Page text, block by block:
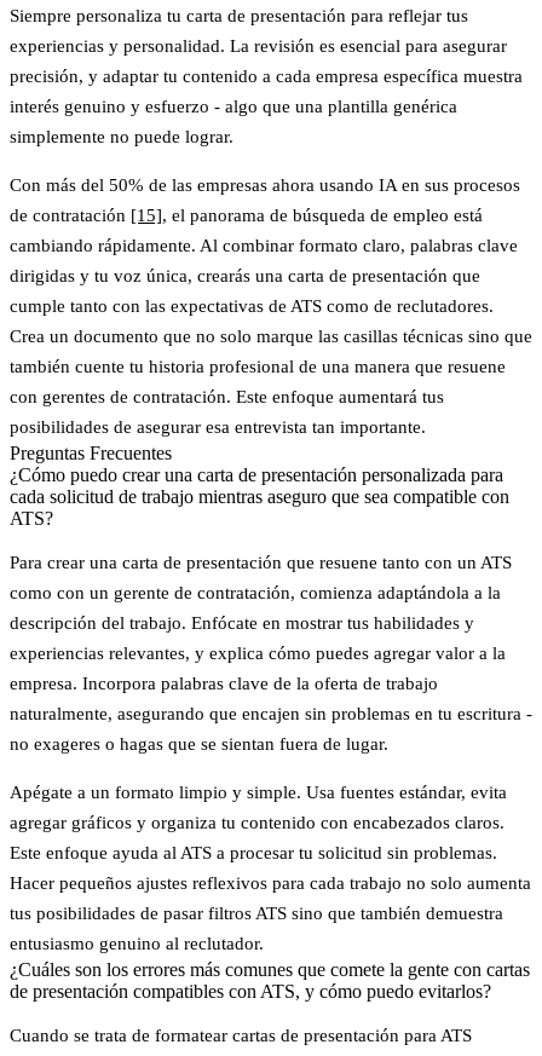
Siempre personaliza tu carta de presentación para reflejar tus
experiencias y personalidad. La revisión es esencial para asegurar
precisión, y adaptar tu contenido a cada empresa específica muestra
interés genuino y esfuerzo - algo que una plantilla genérica
simplemente no puede lograr.
Con más del 50% de las empresas ahora usando IA en sus procesos
de contratación [15], el panorama de búsqueda de empleo está
cambiando rápidamente. Al combinar formato claro, palabras clave
dirigidas y tu voz única, crearás una carta de presentación que
cumple tanto con las expectativas de ATS como de reclutadores.
Crea un documento que no solo marque las casillas técnicas sino que
también cuente tu historia profesional de una manera que resuene
con gerentes de contratación. Este enfoque aumentará tus
posibilidades de asegurar esa entrevista tan importante.
Preguntas Frecuentes
¿Cómo puedo crear una carta de presentación personalizada para
cada solicitud de trabajo mientras aseguro que sea compatible con
ATS?
Para crear una carta de presentación que resuene tanto con un ATS
como con un gerente de contratación, comienza adaptándola a la
descripción del trabajo. Enfócate en mostrar tus habilidades y
experiencias relevantes, y explica cómo puedes agregar valor a la
empresa. Incorpora palabras clave de la oferta de trabajo
naturalmente, asegurando que encajen sin problemas en tu escritura -
no exageres o hagas que se sientan fuera de lugar.
Apégate a un formato limpio y simple. Usa fuentes estándar, evita
agregar gráficos y organiza tu contenido con encabezados claros.
Este enfoque ayuda al ATS a procesar tu solicitud sin problemas.
Hacer pequeños ajustes reflexivos para cada trabajo no solo aumenta
tus posibilidades de pasar filtros ATS sino que también demuestra
entusiasmo genuino al reclutador.
¿Cuáles son los errores más comunes que comete la gente con cartas
de presentación compatibles con ATS, y cómo puedo evitarlos?
Cuando se trata de formatear cartas de presentación para ATS